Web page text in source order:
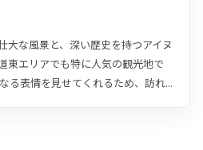
大な風景と、深い歴史を持つアイヌ
東エリアでも特に人気の観光地で
る表情を見せてくれるため、訪れ...